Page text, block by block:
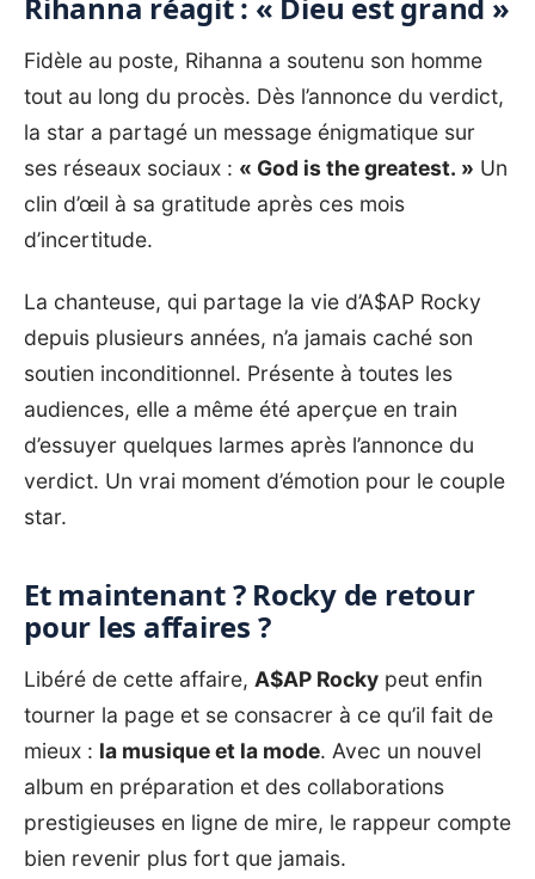
Fidèle au poste, Rihanna a soutenu son homme
tout au long du procès. Dès l’annonce du verdict,
la star a partagé un message énigmatique sur
ses réseaux sociaux : « God is the greatest. » Un
clin d’œil à sa gratitude après ces mois
d’incertitude.
La chanteuse, qui partage la vie d’A$AP Rocky
depuis plusieurs années, n’a jamais caché son
soutien inconditionnel. Présente à toutes les
audiences, elle a même été aperçue en train
d’essuyer quelques larmes après l’annonce du
verdict. Un vrai moment d’émotion pour le couple
star.
Et maintenant ? Rocky de retour
pour les affaires ?
Libéré de cette affaire, A$AP Rocky peut enfin
tourner la page et se consacrer à ce qu’il fait de
mieux : la musique et la mode. Avec un nouvel
album en préparation et des collaborations
prestigieuses en ligne de mire, le rappeur compte
bien revenir plus fort que jamais.